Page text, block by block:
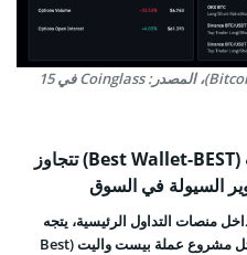
بيانات أسواق مشتقات عملة بيتكوين (Bitcoin)، المصدر: Coinglass في 15
حصيلة اكتتاب عملة بيست واليت (Best Wallet-BEST) تتجاوز
منصات التداول الرئيسية، يتجه
صغار المستثمرين إلى مشاريع جديدة مثل مشروع عملة بيست واليت (Best